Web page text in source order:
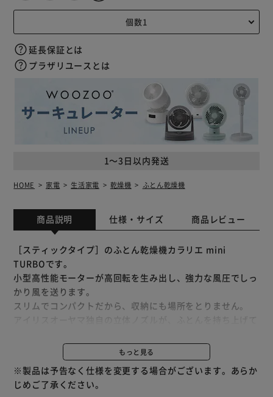
1～3日以内発送
延長保証とは
プラザリユースとは
HOME 家電 生活家電 乾燥機 ふとん乾燥機
商品説明 仕様・サイズ 商品レビュー
［スティックタイプ］のふとん乾燥機カラリエ mini
TURBOです。
小型高性能モーターが高回転を生み出し、強力な風圧でしっ
かり風を送ります。
スリムでコンパクトだから、収納にも場所をとりません。
付属のくつ乾燥アタッチメントを取り付けることで、くつ乾
燥も可能です。
自動モード（あたため／冬／夏／ダニ）と手動モードを搭載
もっと見る
※製品は予告なく仕様を変更する場合がございます。あらか
じめご了承ください。